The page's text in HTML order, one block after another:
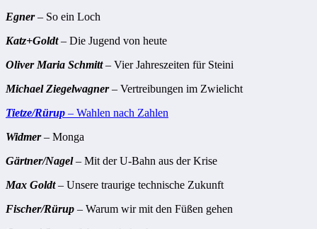
Egner– So ein Loch
Katz+Goldt– Die Jugend von heute
Oliver Maria Schmitt– Vier Jahreszeiten für Steini
Michael Ziegelwagner– Vertreibungen im Zwielicht
Tietze/Rürup – Wahlen nach Zahlen
Widmer– Monga
Gärtner/Nagel– Mit der U-Bahn aus der Krise
Max Goldt– Unsere traurige technische Zukunft
Fischer/Rürup – Warum wir mit den Füßen gehen